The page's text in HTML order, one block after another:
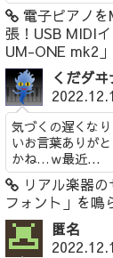
電子ピアノ
張！USB MIDI
UM-ONE mk2
くだダヰ
気づくの遅くな
いお言葉ありが
かね…ｗ最近...
リアル楽器
フォント」を鳴
匿名